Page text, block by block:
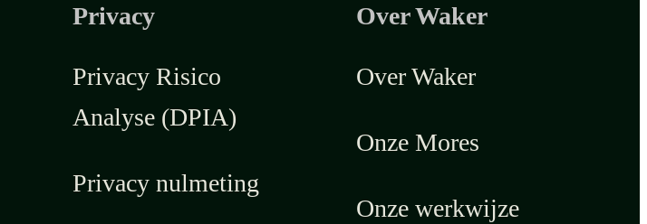
Privacy
Privacy Risico
Analyse (DPIA)
Privacy nulmeting
Over Waker
Over Waker
Onze Mores
Onze werkwijze